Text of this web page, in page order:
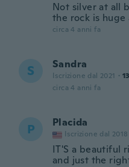
Not silver at all
the rock is
circa 4 anni fa
S Sandra
Iscrizione dal 2021 ·
circa 4 anni fa
P Placida
Iscrizione dal 2018
IT'S a beautiful
and just the